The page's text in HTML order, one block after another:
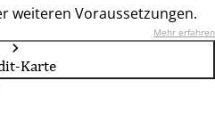
weiteren Voraussetzungen.
Mehr erfahren
Karte